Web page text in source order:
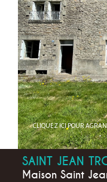
CLIQUEZ ICI POUR
SAINT JEAN
Maison Saint